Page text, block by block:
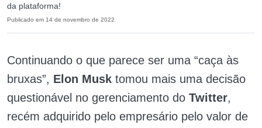
da plataforma!
Publicado em 14 de novembro de 2022
Continuando o que parece ser uma “caça às
bruxas”, Elon Musk tomou mais uma decisão
questionável no gerenciamento do Twitter,
recém adquirido pelo empresário pelo valor de